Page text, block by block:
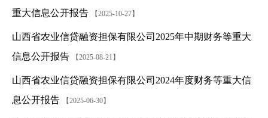
重大信息公开报告
【2025-10-27】
山西省农业信贷融资担保有限公司2025年中期财务等重大
信息公开报告
【2025-08-21】
山西省农业信贷融资担保有限公司2024年度财务等重大信
息公开报告
【2025-06-30】